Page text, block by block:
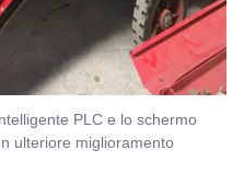
PLC e lo schermo
ulteriore miglioramento